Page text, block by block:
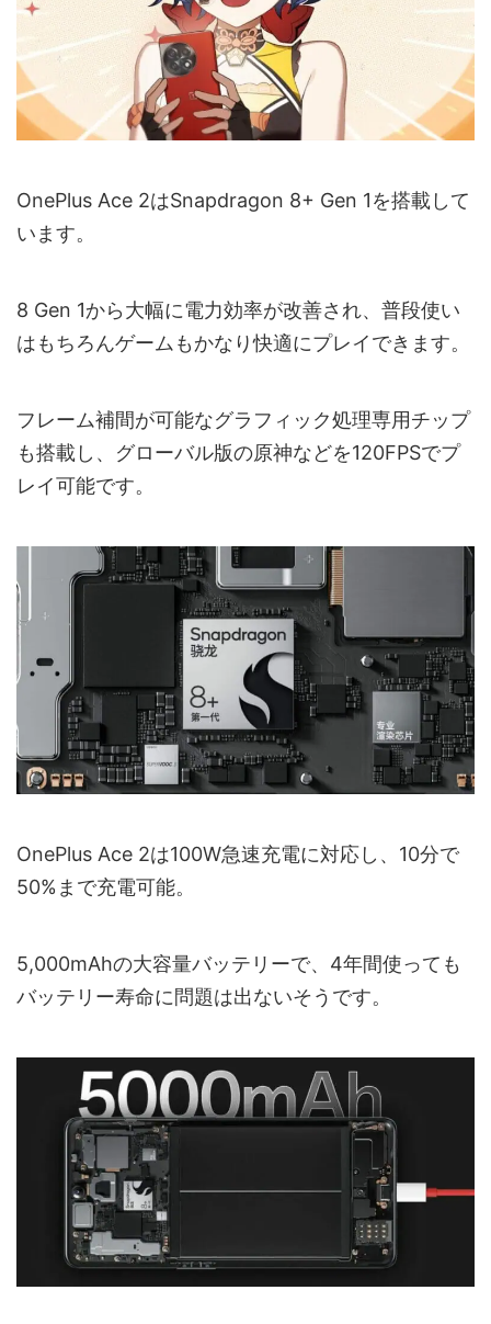
OnePlus Ace 2はSnapdragon 8+ Gen 1を搭載して
います。
8 Gen 1から大幅に電力効率が改善され、普段使い
はもちろんゲームもかなり快適にプレイできます。
フレーム補間が可能なグラフィック処理専用チップ
も搭載し、グローバル版の原神などを120FPSでプ
レイ可能です。
OnePlus Ace 2は100W急速充電に対応し、10分で
50%まで充電可能。
5,000mAhの大容量バッテリーで、4年間使っても
バッテリー寿命に問題は出ないそうです。